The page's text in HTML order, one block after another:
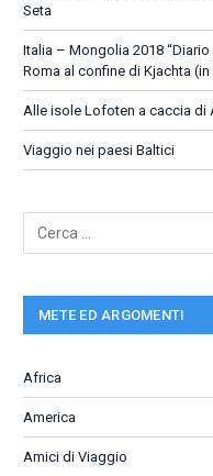
Seta
Italia – Mongolia 2018
Roma al confine di Kjachta
Alle isole Lofoten a caccia di
Viaggio nei paesi Baltici
METE ED ARGOMENTI
Africa
America
Amici di Viaggio